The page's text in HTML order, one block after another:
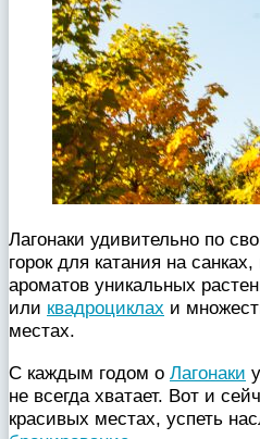
Лагонаки удивительно по
горок для катания на
ароматов уникальных
или квадроциклах и
местах.
С каждым годом о Лагонаки
не всегда хватает. Вот и
красивых местах, успеть